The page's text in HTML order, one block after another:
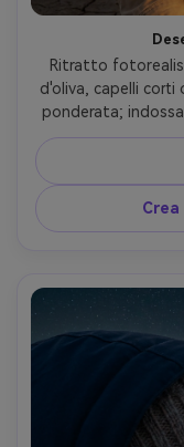
Ritratto
d'oliva, capelli
ponderata;
sabbia; in un
stellare fresco
dal basso come
stellare, luce
sottile bokeh;
manufatti, alta